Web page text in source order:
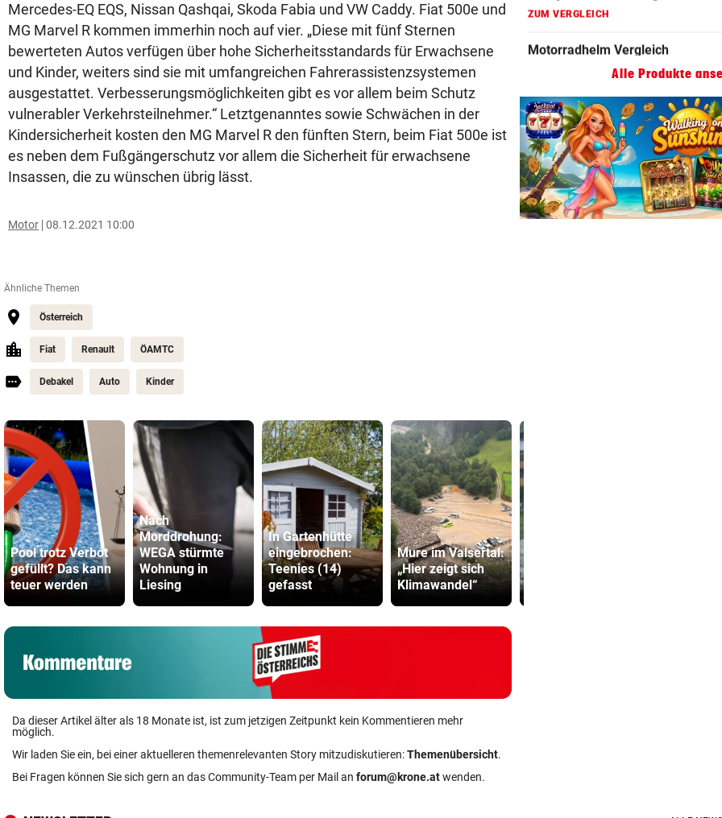
Mercedes-EQ EQS, Nissan Qashqai, Skoda Fabia und VW Caddy. Fiat 500e und
MG Marvel R kommen immerhin noch auf vier. „Diese mit fünf Sternen
bewerteten Autos verfügen über hohe Sicherheitsstandards für Erwachsene
und Kinder, weiters sind sie mit umfangreichen Fahrerassistenzsystemen
ausgestattet. Verbesserungsmöglichkeiten gibt es vor allem beim Schutz
vulnerabler Verkehrsteilnehmer.“ Letztgenanntes sowie Schwächen in der
Kindersicherheit kosten den MG Marvel R den fünften Stern, beim Fiat 500e ist
es neben dem Fußgängerschutz vor allem die Sicherheit für erwachsene
Insassen, die zu wünschen übrig lässt.
Motor 08.12.2021 10:00
Ähnliche Themen
Österreich
Fiat Renault ÖAMTC
Debakel Auto Kinder
Pool trotz Verbot
gefüllt? Das kann
teuer werden
Nach
Morddrohung:
WEGA stürmte
Wohnung in
Liesing
In Gartenhütte
eingebrochen:
Teenies (14)
gefasst
Mure im Valsertal:
„Hier zeigt sich
Klimawandel“
Da dieser Artikel älter als 18 Monate ist, ist zum jetzigen Zeitpunkt kein Kommentieren mehr
möglich.
Wir laden Sie ein, bei einer aktuelleren themenrelevanten Story mitzudiskutieren:Themenübersicht.
Bei Fragen können Sie sich gern an das Community-Team per Mail an forum@krone.atwenden.
Kompressor Vergleich
Alle Produkte